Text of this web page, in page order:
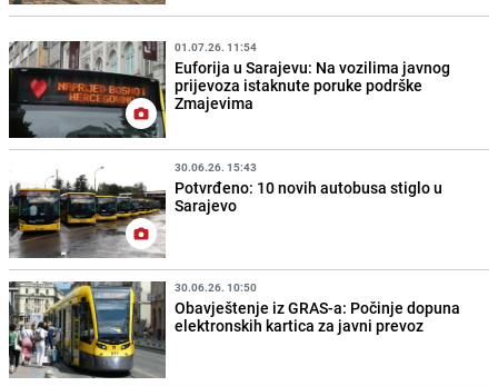
01.07.26. 11:54
Euforija u Sarajevu: Na vozilima javnog
prijevoza istaknute poruke podrške
Zmajevima
30.06.26. 15:43
Potvrđeno: 10 novih autobusa stiglo u
Sarajevo
30.06.26. 10:50
Obavještenje iz GRAS-a: Počinje dopuna
elektronskih kartica za javni prevoz